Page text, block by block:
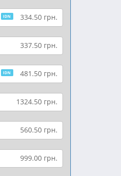
IDN 334.50 грн.
337.50 грн.
IDN 481.50 грн.
1324.50 грн.
560.50 грн.
999.00 грн.